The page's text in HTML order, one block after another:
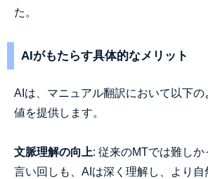
た。
AIがもたらす具体的なメリット
AIは、マニュアル翻訳において以下の
値を提供します。
文脈理解の向上: 従来のMTでは難し
言い回しも、AIは深く理解し、より自